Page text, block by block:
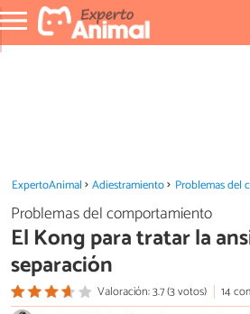
ExpertoAnimal Adiestramiento Problemas del
Problemas del comportamiento
El Kong para tratar la
separación
Valoración: 3.7 (3 votos)
14